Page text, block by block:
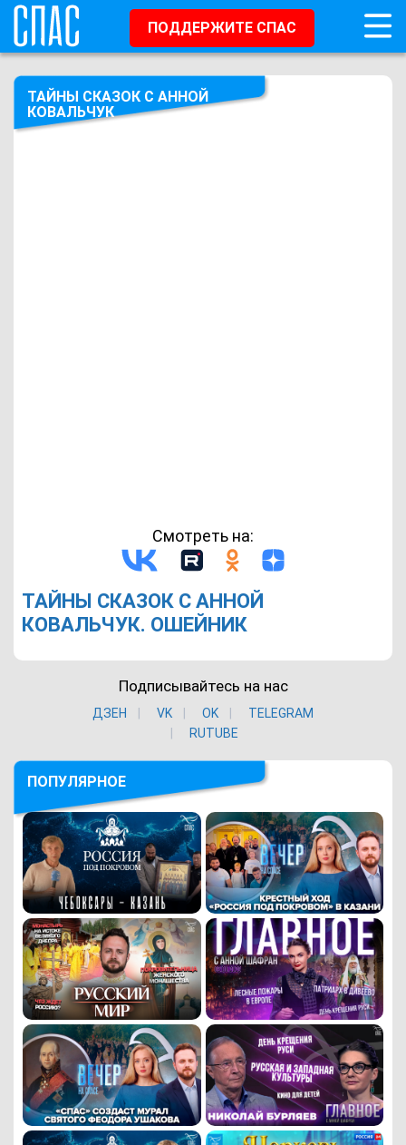
ПОДДЕРЖИТЕ СПАС
ТАЙНЫ СКАЗОК С АННОЙ
КОВАЛЬЧУК
Смотреть на:
ТАЙНЫ СКАЗОК С АННОЙ
КОВАЛЬЧУК. ОШЕЙНИК
Подписывайтесь на нас
ДЗЕН VK ОK
TELEGRAM
RUTUBE
ПОПУЛЯРНОЕ